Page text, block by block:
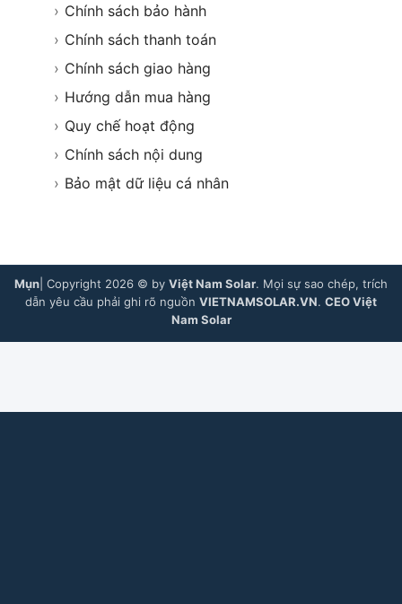
› Chính sách bảo hành
› Chính sách thanh toán
› Chính sách giao hàng
› Hướng dẫn mua hàng
› Quy chế hoạt động
› Chính sách nội dung
› Bảo mật dữ liệu cá nhân
Mụn | Copyright 2026 © by Việt Nam Solar. Mọi sự sao chép, trích
dẫn yêu cầu phải ghi rõ nguồn VIETNAMSOLAR.VN. CEO Việt
Nam Solar